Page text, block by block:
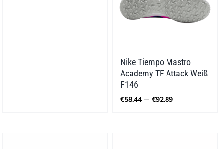
Nike Tiempo Mastro
Academy TF Attack Weiß
F146
€58.44 – €92.89